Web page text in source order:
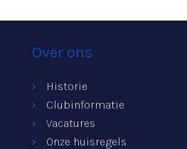
Over ons
Historie
Clubinformatie
Vacatures
Onze huisregels